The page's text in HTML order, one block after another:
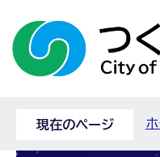
現在のページ